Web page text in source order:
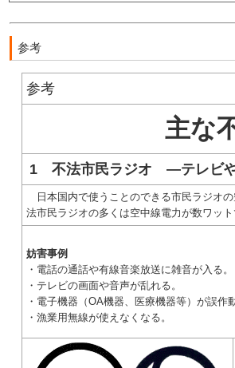
参考
参考
主な
1 不法市民ラジオ ―テレビ
日本国内で使うことのできる市民ラジオ
法市民ラジオの多くは空中線電力が数ワッ
妨害事例
・電話の通話や有線音楽放送に雑音が入る。
・テレビの画面や音声が乱れる。
・電子機器（OA機器、医療機器等）が誤作
・漁業用無線が使えなくなる。